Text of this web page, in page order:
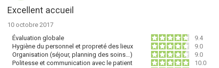
Excellent accueil
10 octobre 2017
Évaluation globale
9.4
Hygiène du personnel et propreté des lieux
9.0
Organisation (séjour, planning des soins…)
9.0
Politesse et communication avec le patient
10.0